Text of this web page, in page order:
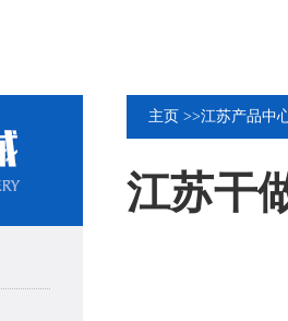
主页 >>江苏产品中
江苏干